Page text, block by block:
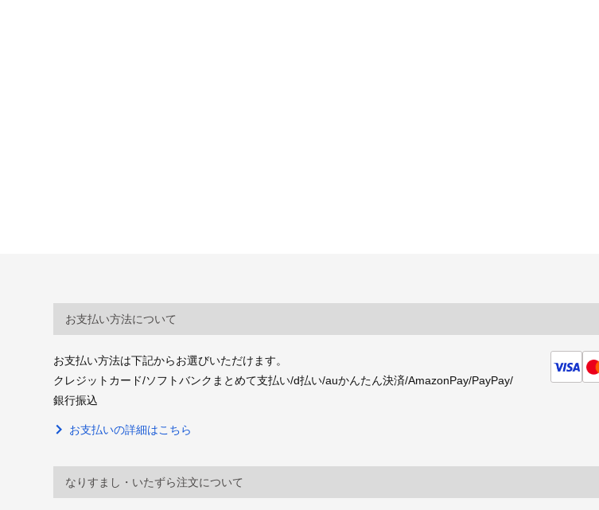
お支払い方法について
お支払い方法は下記からお選びいただけます。
クレジットカード/ソフトバンクまとめて支払い/d払い/auかんたん決済/AmazonPay/PayPay/
銀行振込
お支払いの詳細はこちら
なりすまし・いたずら注文について